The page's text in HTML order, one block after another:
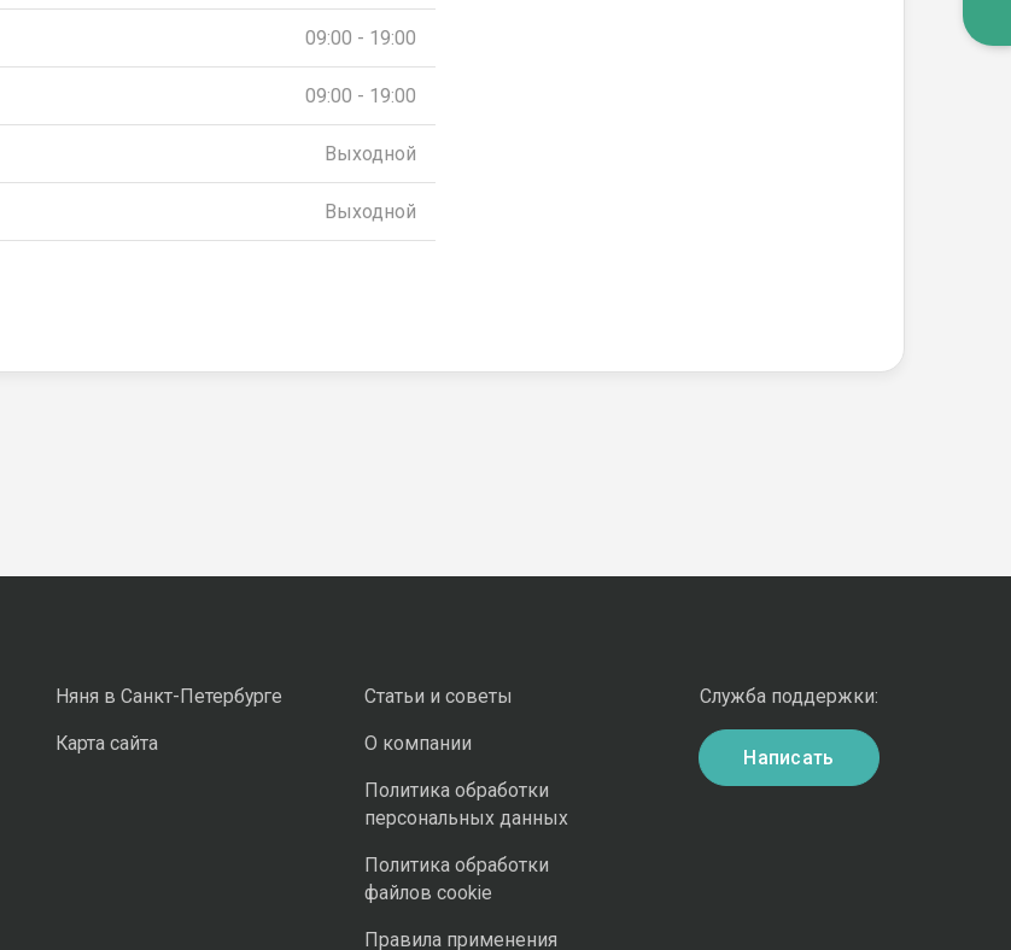
09:00 - 19:00
09:00 - 19:00
Выходной
Выходной
Няня в Санкт-Петербурге
Карта сайта
Статьи и советы
О компании
Политика обработки
персональных данных
Политика обработки
файлов cookie
Правила применения
Служба поддержки:
Написать